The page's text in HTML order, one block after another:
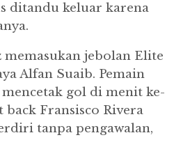
ditandu keluar karena
memasukan jebolan Elite
Alfan Suaib. Pemain
gol di menit ke-
back Fransisco Rivera
tanpa pengawalan,